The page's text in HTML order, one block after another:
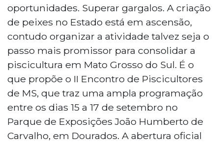
oportunidades. Superar gargalos. A criação
de peixes no Estado está em ascensão,
contudo organizar a atividade talvez seja o
passo mais promissor para consolidar a
piscicultura em Mato Grosso do Sul. É o
que propõe o II Encontro de Piscicultores
de MS, que traz uma ampla programação
entre os dias 15 a 17 de setembro no
Parque de Exposições João Humberto de
Carvalho, em Dourados. A abertura oficial